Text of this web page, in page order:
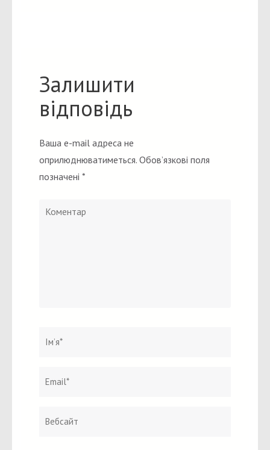
Залишити
відповідь
Ваша e-mail адреса не
оприлюднюватиметься. Обов’язкові поля
позначені *
Коментар